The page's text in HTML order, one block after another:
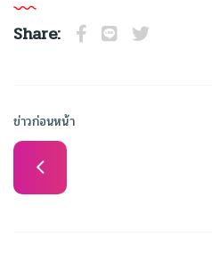
Share:
ข่าวก่อนหน้า